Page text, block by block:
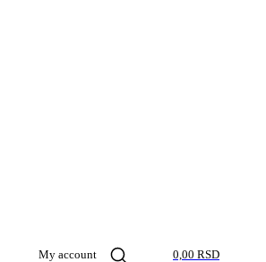
My account 0,00 RSD